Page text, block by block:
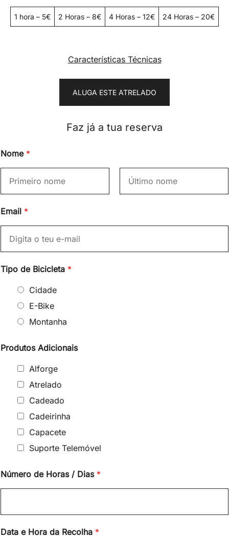
1 hora – 5€ 2 Horas – 8€ 4 Horas – 12€ 24 Horas – 20€
Características Técnicas
ALUGA ESTE ATRELADO
Faz já a tua reserva
Nome *
iEmail *
Tipo de Bicicleta *
Cidade
E-Bike
Montanha
Produtos Adicionais
Alforge
Atrelado
Cadeado
Cadeirinha
Capacete
Suporte Telemóvel
Número de Horas / Dias *
Data e Hora da Recolha *